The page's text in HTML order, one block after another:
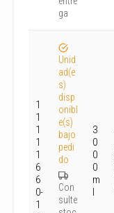
ga
1
1
1
1
1
6
6
0-
1
Unid
ad(e
s)
disp
onibl
e(s)
bajo
pedi
do
Con
sulte
3
0
0
0
m
l